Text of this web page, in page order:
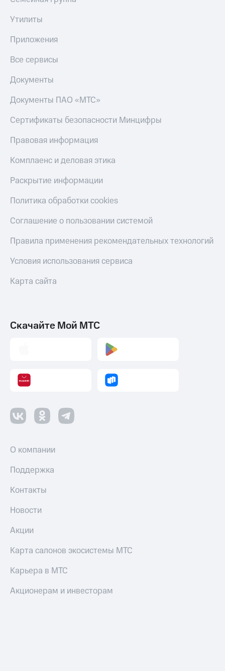
Утилиты
Приложения
Все сервисы
Документы
Документы ПАО «МТС»
Сертификаты безопасности Минцифры
Правовая информация
Комплаенс и деловая этика
Раскрытие информации
Политика обработки cookies
Соглашение о пользовании системой
Правила применения рекомендательных технологий
Условия использования сервиса
Карта сайта
Скачайте Мой МТС
О компании
Поддержка
Контакты
Новости
Акции
Карта салонов экосистемы МТС
Карьера в МТС
Акционерам и инвесторам